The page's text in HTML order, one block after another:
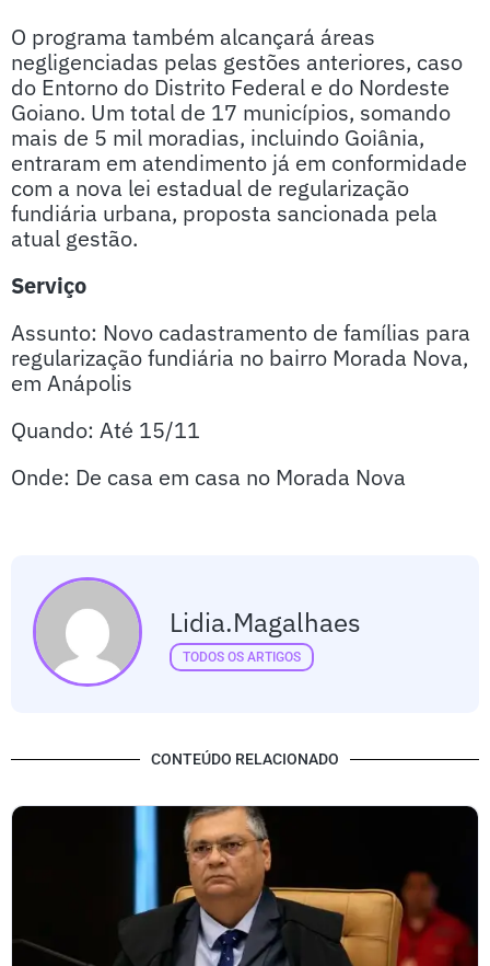
O programa também alcançará áreas
negligenciadas pelas gestões anteriores, caso
do Entorno do Distrito Federal e do Nordeste
Goiano. Um total de 17 municípios, somando
mais de 5 mil moradias, incluindo Goiânia,
entraram em atendimento já em conformidade
com a nova lei estadual de regularização
fundiária urbana, proposta sancionada pela
atual gestão.
Serviço
Assunto: Novo cadastramento de famílias para
regularização fundiária no bairro Morada Nova,
em Anápolis
Quando: Até 15/11
Onde: De casa em casa no Morada Nova
Lidia.magalhaes
TODOS OS ARTIGOS
CONTEÚDO RELACIONADO